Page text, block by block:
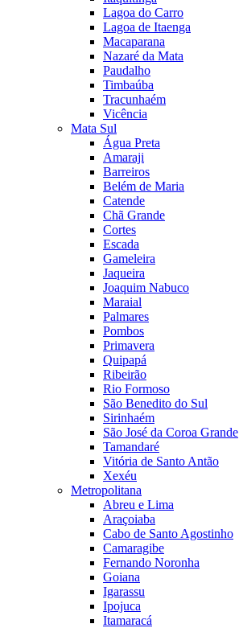
Lagoa do Carro
Lagoa de Itaenga
Macaparana
Nazaré da Mata
Paudalho
Timbaúba
Tracunhaém
Vicência
Mata Sul
Água Preta
Amaraji
Barreiros
Belém de Maria
Catende
Chã Grande
Cortes
Escada
Gameleira
Jaqueira
Joaquim Nabuco
Maraial
Palmares
Pombos
Primavera
Quipapá
Ribeirão
Rio Formoso
São Benedito do Sul
Sirinhaém
São José da Coroa Grande
Tamandaré
Vitória de Santo Antão
Xexéu
Metropolitana
Abreu e Lima
Araçoiaba
Cabo de Santo Agostinho
Camaragibe
Fernando Noronha
Goiana
Igarassu
Ipojuca
Itamaracá